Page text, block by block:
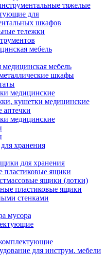
тяжелые
для
шкафов
тележки
мебель
медицинская мебель
шкафы
медицинские
кушетки медицинские
аптечки
медицинские
хранения
для хранения
пластиковые ящики
ящики (лотки)
пластиковые ящики
стенками
мусора
для инструм. мебели